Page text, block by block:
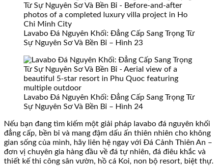
Lavabo Đá Nguyên Khối: Đẳng Cấp Sang Trọng Từ
Sự Nguyên Sơ Và Bền Bỉ – Hình 23
Lavabo Đá Nguyên Khối: Đẳng Cấp Sang Trọng Từ
Sự Nguyên Sơ Và Bền Bỉ – Hình 24
Nếu bạn đang tìm kiếm một giải pháp lavabo đá nguyên khối
đẳng cấp, bền bỉ và mang đậm dấu ấn thiên nhiên cho không
gian sống của mình, hãy liên hệ ngay với Đá Cảnh Thiên An –
đơn vị chuyên gia hàng đầu về đá tự nhiên, đá điêu khắc và
thiết kế thi công sân vườn, hồ cá Koi, non bộ resort, biệt thự.